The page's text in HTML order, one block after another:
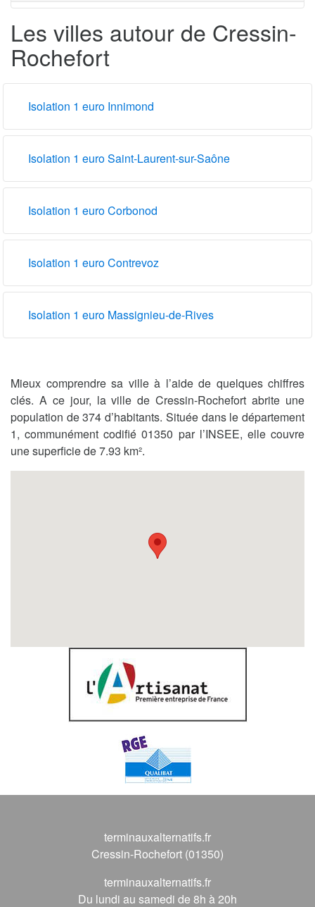
Les villes autour de Cressin-
Rochefort
Isolation 1 euro Innimond
Isolation 1 euro Saint-Laurent-sur-Saône
Isolation 1 euro Corbonod
Isolation 1 euro Contrevoz
Isolation 1 euro Massignieu-de-Rives
Mieux comprendre sa ville à l’aide de quelques chiffres
clés. A ce jour, la ville de Cressin-Rochefort abrite une
population de 374 d’habitants. Située dans le département
1, communément codifié 01350 par l’INSEE, elle couvre
une superficie de 7.93 km².
terminauxalternatifs.fr
Cressin-Rochefort (01350)
terminauxalternatifs.fr
Du lundi au samedi de 8h à 20h